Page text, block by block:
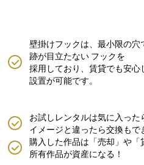
壁掛けフックは、最小限の穴
跡が目立たない フックを
採用しており、賃貸でも安心
設置が可能です。
購入した作品は「売却」や「
所有作品が資産になる！
お試しレンタルは気に入った
イメージと違ったら交換もで